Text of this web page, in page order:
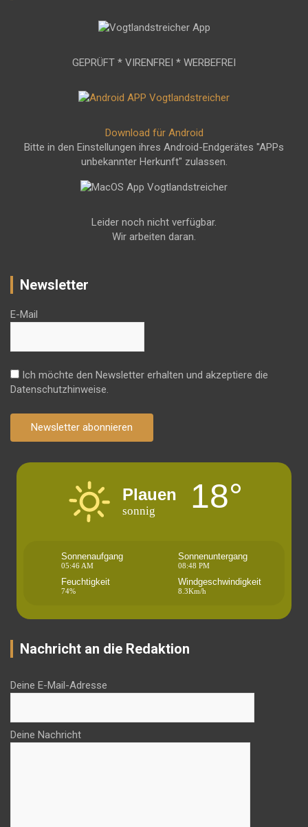
GEPRÜFT * VIRENFREI * WERBEFREI
Download für Android
Bitte in den Einstellungen ihres Android-Endgerätes "APPs
unbekannter Herkunft" zulassen.
Leider noch nicht verfügbar.
Wir arbeiten daran.
Newsletter
E-Mail
Ich möchte den Newsletter erhalten und akzeptiere die
Datenschutzhinweise.
Newsletter abonnieren
Plauen
sonnig 18°
Sonnenaufgang
05:46 AM
Sonnenuntergang
08:48 PM
Feuchtigkeit
74%
Windgeschwindigkeit
8.3Km/h
Nachricht an die Redaktion
Deine E-Mail-Adresse
Deine Nachricht